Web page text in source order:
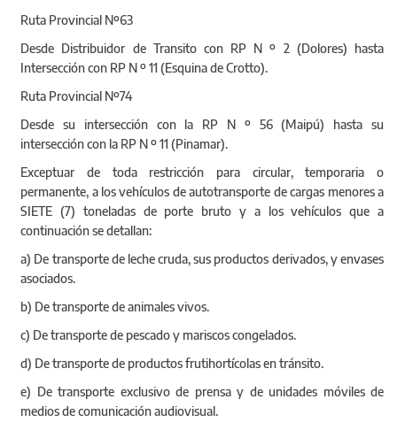
Ruta Provincial Nº63
Desde Distribuidor de Transito con RP N º 2 (Dolores) hasta
Intersección con RP N º 11 (Esquina de Crotto).
Ruta Provincial Nº74
Desde su intersección con la RP N º 56 (Maipú) hasta su
intersección con la RP N º 11 (Pinamar).
Exceptuar de toda restricción para circular, temporaria o
permanente, a los vehículos de autotransporte de cargas menores a
SIETE (7) toneladas de porte bruto y a los vehículos que a
continuación se detallan:
a) De transporte de leche cruda, sus productos derivados, y envases
asociados.
b) De transporte de animales vivos.
c) De transporte de pescado y mariscos congelados.
d) De transporte de productos frutihortícolas en tránsito.
e) De transporte exclusivo de prensa y de unidades móviles de
medios de comunicación audiovisual.